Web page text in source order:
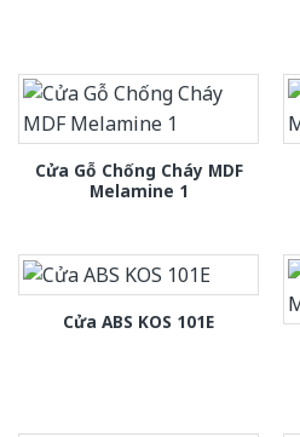
Cửa Gỗ Chống Cháy MDF
Melamine 1
Cửa ABS KOS 101E